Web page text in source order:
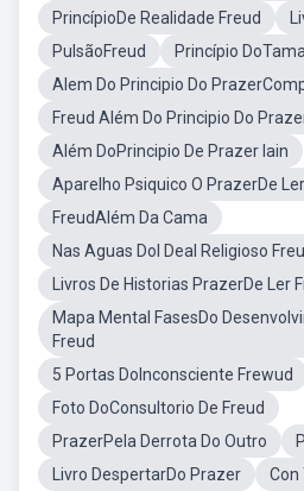
PrincípioDe Realidade Freud
PulsãoFreud
Princípio
Alem Do Principio Do
Freud Além Do Principio Do
Além DoPrincipio De Prazer Iain
Aparelho Psiquico O PrazerDe
FreudAlém Da Cama
Nas Aguas DoI Deal Religioso
Livros De Historias PrazerDe Ler
Mapa Mental FasesDo
Freud
5 Portas DoInconsciente Frewud
Foto DoConsultorio De Freud
PrazerPela Derrota Do Outro
Livro DespertarDo Prazer
Con